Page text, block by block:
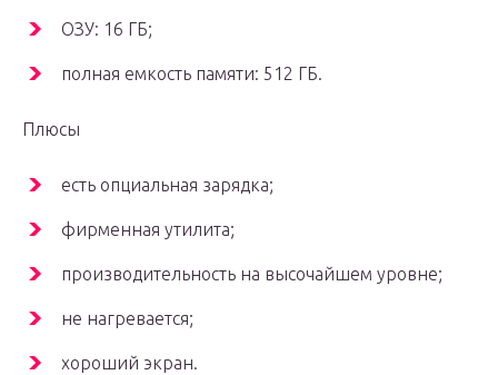
ОЗУ: 16 ГБ;
полная емкость памяти: 512 ГБ.
Плюсы
есть опциальная зарядка;
фирменная утилита;
производительность на высочайшем уровне;
не нагревается;
хороший экран.